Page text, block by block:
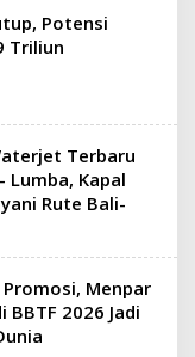
Potensi
Triliun
Terbaru
Lumba, Kapal
Rute Bali-
Menpar
2026 Jadi